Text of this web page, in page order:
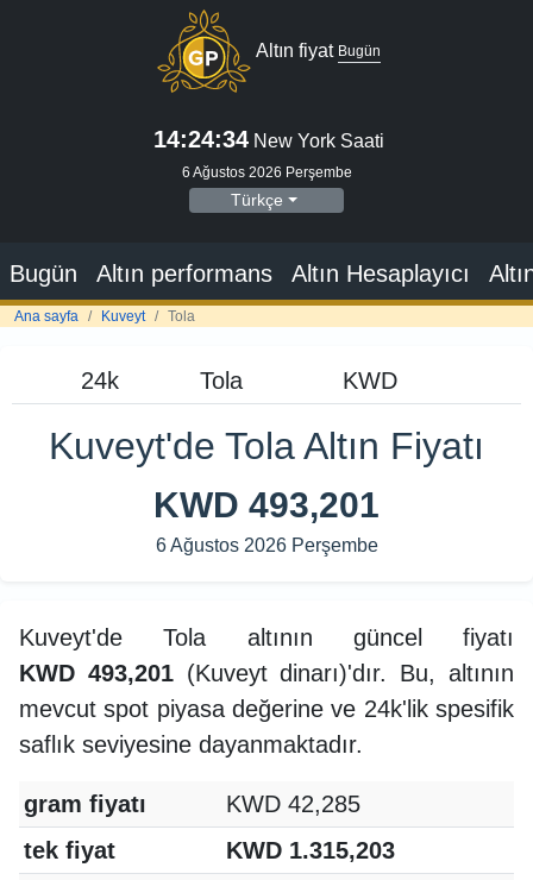
Altın fiyat Bugün
14:24:35 New York Saati
6 Ağustos 2026 Perşembe
Türkçe
Bugün Altın performans Altın Hesaplayıcı
Ana sayfa Kuveyt Tola
Kuveyt'de Tola Altın Fiyatı
KWD 493,201
6 Ağustos 2026 Perşembe
Kuveyt'de Tola altının güncel fiyatı
KWD 493,201(Kuveyt dinarı)'dır. Bu, altının
mevcut spot piyasa değerine ve 24k'lik spesifik
saflık seviyesine dayanmaktadır.
gram fiyatı
KWD 42,285
tek fiyat
KWD 1.315,203